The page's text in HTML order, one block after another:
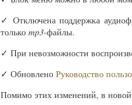
✓ Отключена поддержка
только mp3-файлы.
✓ При невозможности
✓ Обновлено Руководство
Помимо этих изменений, в